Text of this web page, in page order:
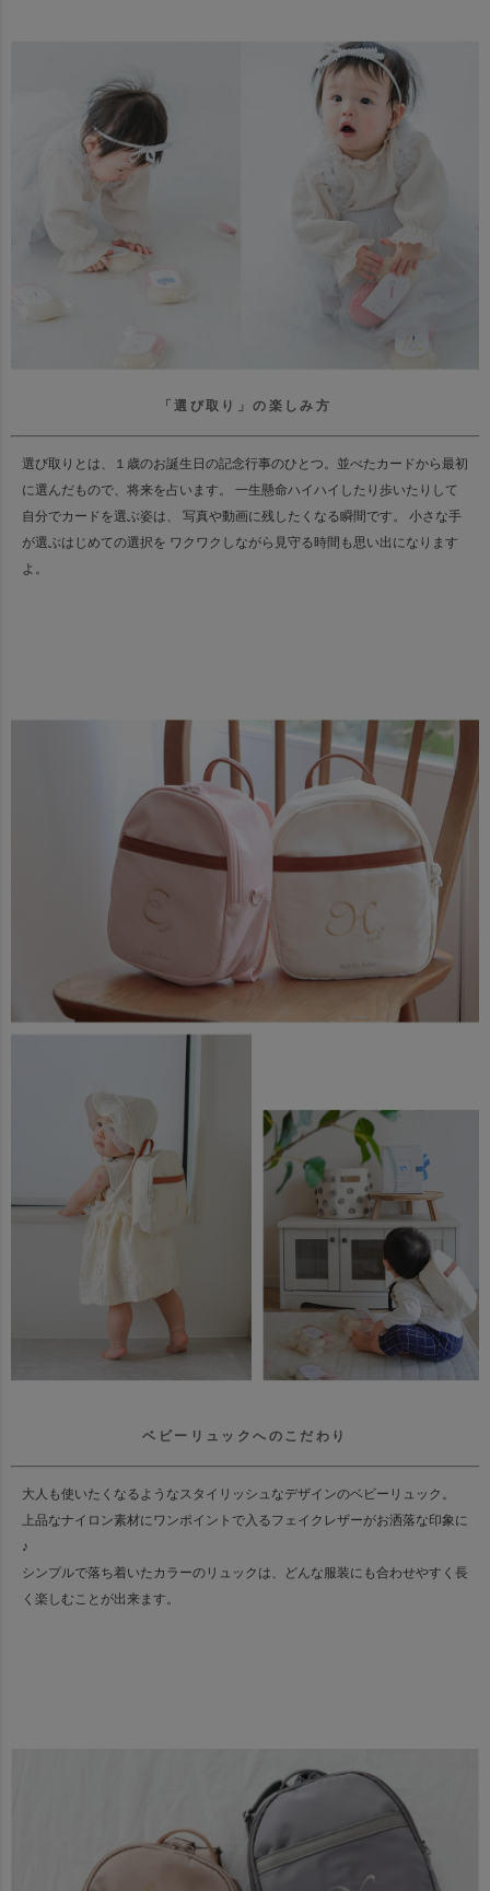
「選び取り」の楽しみ方
選び取りとは、１歳のお誕生日の記念行事のひとつ。 並べたカードから最初
に選んだもので、将来を占います。
一生懸命ハイハイしたり歩いたりして
自分でカードを選ぶ姿は、 写真や動画に残したくなる瞬間です。
小さな手
が選ぶはじめての選択を ワクワクしながら見守る時間も思い出になります
よ。
ベビーリュックへのこだわり
大人も使いたくなるようなスタイリッシュなデザインのベビーリュック。
上品なナイロン素材にワンポイントで入るフェイクレザーがお洒落な印象に
♪
シンプルで落ち着いたカラーのリュックは、どんな服装にも合わせやすく長
く楽しむことが出来ます。